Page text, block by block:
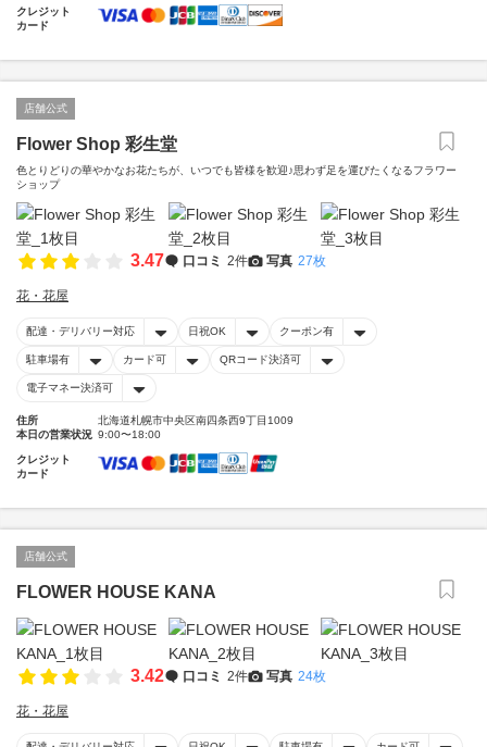
クレジット
カード
店舗公式
Flower Shop 彩生堂
色とりどりの華やかなお花たちが、いつでも皆様を歓迎♪思わず足を運びたくなるフラワー
ショップ
3.47 口コミ 2件 写真 27枚
花・花屋
配達・デリバリー対応 日祝OK クーポン有
駐車場有 カード可 QRコード決済可
電子マネー決済可
住所
北海道札幌市中央区南四条西9丁目1009
本日の営業状況 9:00〜18:00
クレジット
カード
店舗公式
FLOWER HOUSE KANA
3.42 口コミ 2件 写真 24枚
花・花屋